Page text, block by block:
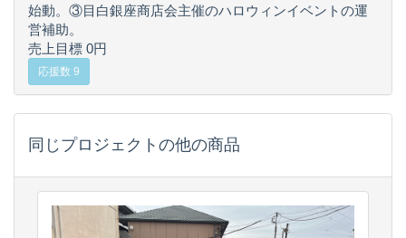
始動。③目白銀座商店会主催のハロウィンイベントの運
営補助。
売上目標 0円
応援数 9
同じプロジェクトの他の商品